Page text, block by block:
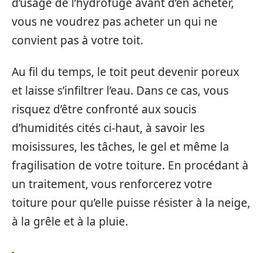
vous ne voudrez pas acheter un qui ne
convient pas à votre toit.
Au fil du temps, le toit peut devenir poreux
et laisse s’infiltrer l’eau. Dans ce cas, vous
risquez d’être confronté aux soucis
d’humidités cités ci-haut, à savoir les
moisissures, les tâches, le gel et même la
fragilisation de votre toiture. En procédant à
un traitement, vous renforcerez votre
toiture pour qu’elle puisse résister à la neige,
à la grêle et à la pluie.